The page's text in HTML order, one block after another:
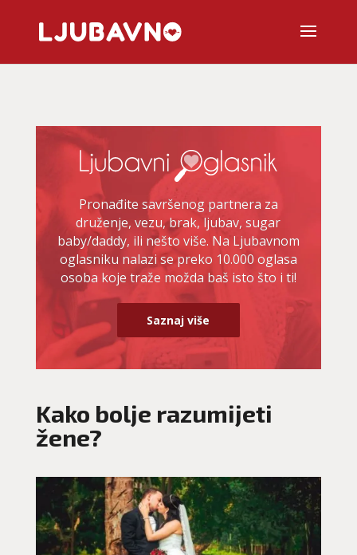
Pronađite savršenog partnera za
druženje, vezu, brak, ljubav, sugar
baby/daddy, ili nešto više. Na Ljubavnom
oglasniku nalazi se preko 10.000 oglasa
osoba koje traže možda baš isto što i ti!
Saznaj više
Kako bolje razumijeti
žene?